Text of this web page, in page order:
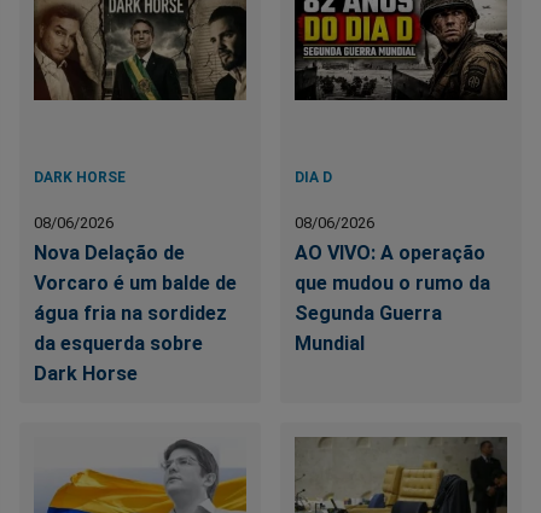
DARK HORSE
08/06/2026
Nova Delação de
Vorcaro é um balde de
água fria na sordidez
da esquerda sobre
Dark Horse
DIA D
08/06/2026
AO VIVO: A operação
que mudou o rumo da
Segunda Guerra
Mundial